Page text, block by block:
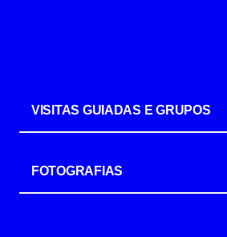
VISITAS GUIADAS E GRUPOS
FOTOGRAFIAS